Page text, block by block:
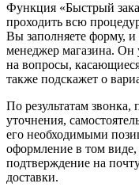
Функция «Быстрый
проходить всю
Вы заполняете форму, и
менеджер магазина. Он
на вопросы,
также подскажет о
По результатам звонка,
уточнения,
его необходимыми
оформление в том виде,
подтверждение на
доставки.